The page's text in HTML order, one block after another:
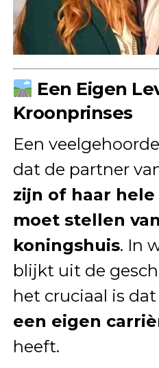
Een Eigen
Kroonprinses
Een
dat de partner
zijn of haar
moet stellen
koningshuis. In
blijkt uit de
het cruciaal is
een eigen
heeft.